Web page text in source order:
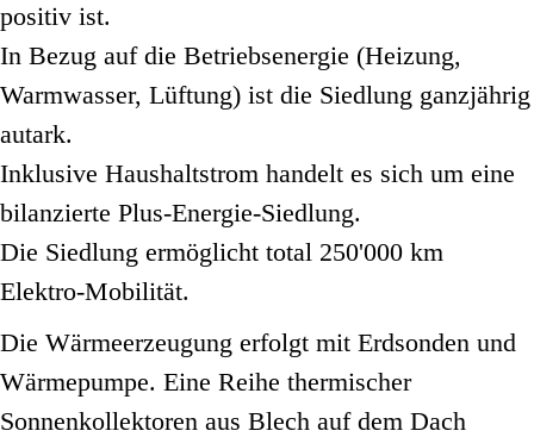
positiv ist.
In Bezug auf die Betriebsenergie (Heizung,
Warmwasser, Lüftung) ist die Siedlung ganzjährig
autark.
Inklusive Haushaltstrom handelt es sich um eine
bilanzierte Plus-Energie-Siedlung.
Die Siedlung ermöglicht total 250'000 km
Elektro-Mobilität.
Die Wärmeerzeugung erfolgt mit Erdsonden und
Wärmepumpe. Eine Reihe thermischer
Sonnenkollektoren aus Blech auf dem Dach